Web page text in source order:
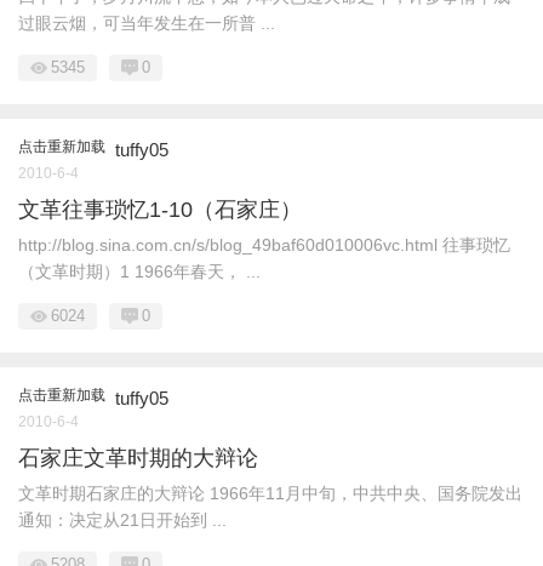
过眼云烟，可当年发生在一所普 ...
5345 0
点击重新加载 tuffy05
2010-6-4
文革往事琐忆1-10（石家庄）
http://blog.sina.com.cn/s/blog_49baf60d010006vc.html 往事琐忆
（文革时期）1 1966年春天， ...
6024 0
点击重新加载 tuffy05
2010-6-4
石家庄文革时期的大辩论
文革时期石家庄的大辩论 1966年11月中旬，中共中央、国务院发出
通知：决定从21日开始到 ...